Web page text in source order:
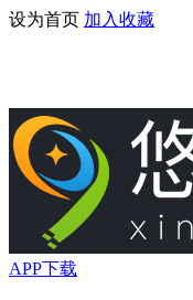
设为首页 加入收藏
APP下载